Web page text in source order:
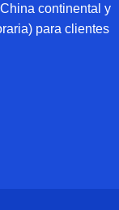
continental y
para clientes